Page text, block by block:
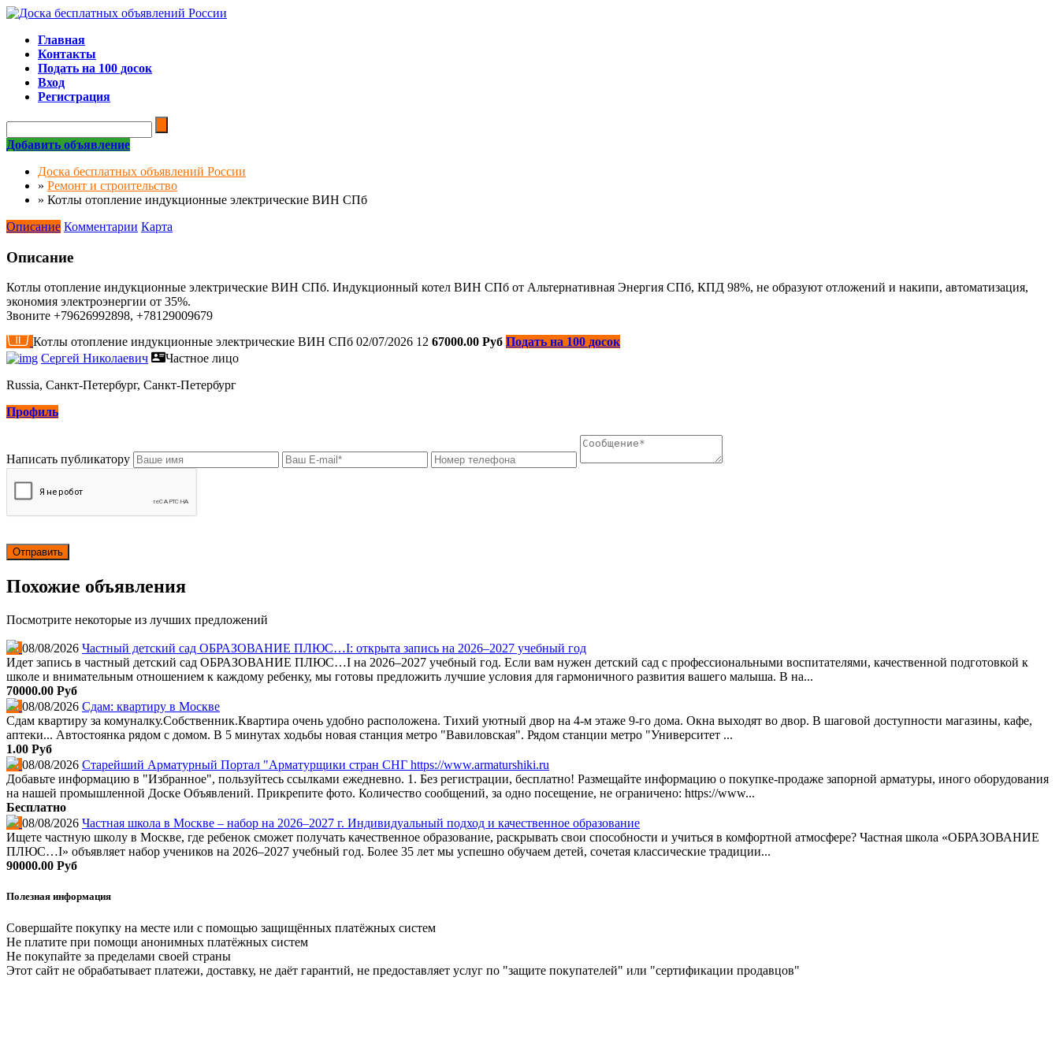
Главная
Контакты
Подать на 100 досок
Вход
Регистрация
Добавить объявление
Доска бесплатных объявлений России
» Ремонт и строительство
» Котлы отопление индукционные электрические ВИН СПб
Описание Комментарии Карта
Описание
Котлы отопление индукционные электрические ВИН СПб. Индукционный котел ВИН СПб от Альтернативная Энергия СПб, КПД 98%, не образуют отложений и накипи, автоматизация,
экономия электроэнергии от 35%.
Звоните +79626992898, +78129009679
Котлы отопление индукционные электрические ВИН СПб 02/07/2026 12 67000.00 Руб Подать на 100 досок
Сергей Николаевич
Частное лицо
Russia, Санкт-Петербург, Санкт-Петербург
Профиль
Написать публикатору
Похожие объявления
Посмотрите некоторые из лучших предложений
08/08/2026 Частный детский сад ОБРАЗОВАНИЕ ПЛЮС…I: открыта запись на 2026–2027 учебный год
Идет запись в частный детский сад ОБРАЗОВАНИЕ ПЛЮС…I на 2026–2027 учебный год. Если вам нужен детский сад с профессиональными воспитателями, качественной подготовкой к
школе и внимательным отношением к каждому ребенку, мы готовы предложить лучшие условия для гармоничного развития вашего малыша. В на...
70000.00 Руб
08/08/2026 Сдам: квартиру в Москве
Сдам квартиру за комуналку.Собственник.Квартира очень удобно расположена. Тихий уютный двор на 4-м этаже 9-го дома. Окна выходят во двор. В шаговой доступности магазины, кафе,
аптеки... Автостоянка рядом с домом. В 5 минутах ходьбы новая станция метро "Вавиловская". Рядом станции метро "Университет ...
1.00 Руб
08/08/2026 Старейший Арматурный Портал "Арматурщики стран СНГ https://www.armaturshiki.ru
Добавьте информацию в "Избранное", пользуйтесь ссылками ежедневно. 1. Без регистрации, бесплатно! Размещайте информацию о покупке-продаже запорной арматуры, иного оборудования
на нашей промышленной Доске Объявлений. Прикрепите фото. Количество сообщений, за одно посещение, не ограничено: https://www...
Бесплатно
08/08/2026 Частная школа в Москве – набор на 2026–2027 г. Индивидуальный подход и качественное образование
Ищете частную школу в Москве, где ребенок сможет получать качественное образование, раскрывать свои способности и учиться в комфортной атмосфере? Частная школа «ОБРАЗОВАНИЕ
ПЛЮС…I» объявляет набор учеников на 2026–2027 учебный год. Более 35 лет мы успешно обучаем детей, сочетая классические традиции...
90000.00 Руб
Полезная информация
Совершайте покупку на месте или с помощью защищённых платёжных систем
Не платите при помощи анонимных платёжных систем
Не покупайте за пределами своей страны
Этот сайт не обрабатывает платежи, доставку, не даёт гарантий, не предоставляет услуг по "защите покупателей" или "сертификации продавцов"